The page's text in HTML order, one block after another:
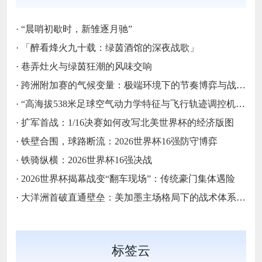
· “晨哨初歇时，新雏逐月驰”
·
「醉看烽火九十载：绿茵酒馆的深夜战歌」
· 巷弄灶火与绿茵狂潮的风味交响
· 跨洲附加赛的气候变量：极端环境下的节奏博弈与战术自适应
· “高海拔538米足球空气动力学特征与飞行轨迹调控机制——以2026世界杯BBVA球场为实证场景”
· 扩军首战：1/16决赛如何改写北美世界杯的经济版图
· 铁壁合围，球路断流：2026世界杯16强防守博弈
· 铁骑纵横：2026世界杯16强决战
· 2026世界杯揭幕战变“翻车现场”：传统豪门集体遇险
· 大洋洲首破直通壁垒：美加墨主场格局下的战术体系重构
标签云